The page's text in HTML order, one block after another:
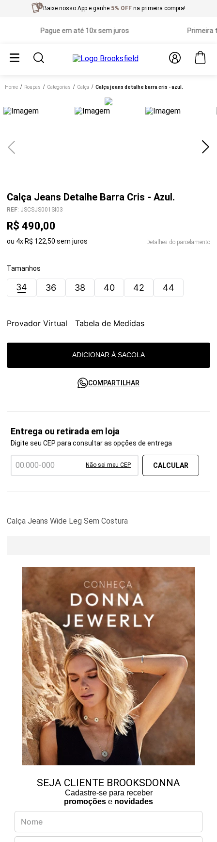
Baixe nosso App e ganhe 5% OFF na primeira compra!
Pague em até 10x sem juros Primeira
Home roupas categorias calça calça jeans detalhe barra cris - azul.
Calça Jeans Detalhe Barra Cris - Azul.
REF: JSCSJS001SI03
R$ 490,00
ou 4x R$ 122,50 sem juros Detalhes do parcelamento
Tamanhos
34 36 38 40 42 44
Provador Virtual Tabela de Medidas
ADICIONAR À SACOLA
COMPARTILHAR
Entrega ou retirada em loja
Digite seu CEP para consultar as opções de entrega
Não sei meu CEP
Calça Jeans Wide Leg Sem Costura
SEJA CLIENTE BROOKSDONNA
Cadastre-se para receber
promoções e novidades